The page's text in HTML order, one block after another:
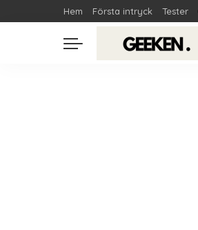
Hem Första intryck Tester